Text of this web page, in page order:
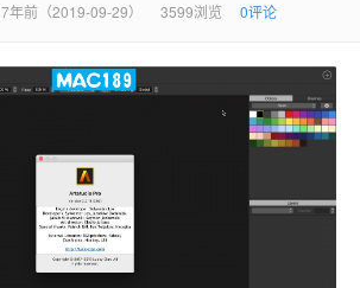
7年前（2019-09-29） 3599浏览 0评论